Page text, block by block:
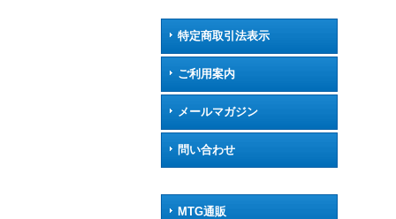
特定商取引法表示
ご利用案内
メールマガジン
問い合わせ
MTG通販